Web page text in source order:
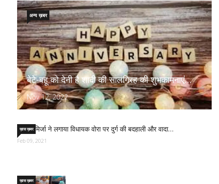
बेटे-बहू को देनी है शादी की सालगिरह की शुभकामनाएं…
Nov 12, 2022
अन्य ख़बर
साजिद मिर्जा ने लगाया विधायक वोरा पर दुर्ग की बदहाली और वादा…
ख़ास ख़बर
Feb 09, 2021
ख़ास ख़बर